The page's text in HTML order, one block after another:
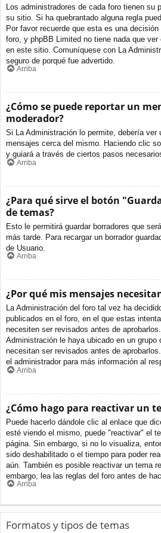
Los administradores de cada foro tienen su
su sitio. Si ha quebrantado alguna regla
Por favor recuerde que esta es una
foro, y phpBB Limited no tiene nada que
en este sitio. Comuníquese con La
seguro de porqué fue advertido.
Arriba
¿Cómo se puede reportar un
moderador?
Si La Administración lo permite, debería ver
mensajes cerca del mismo. Haciendo clic
y guiará a través de ciertos pasos
Arriba
¿Para qué sirve el botón
de temas?
Esto le permitirá guardar borradores que
más tarde. Para recargar un borrador
de Usuario.
Arriba
¿Por qué mis mensajes
La Administración del foro tal vez ha
publicados en el foro, en el que estas
necesiten ser revisados antes de
Administración le haya ubicado en un grupo
necesitan ser revisados antes de
el administrador para más información al
Arriba
¿Cómo hago para reactivar un
Puede hacerlo dándole clic al enlace que
esté viendo el mismo, puede "reactivar" el
página. Sin embargo, si no lo visualiza,
sido deshabilitado o el tiempo para poder
aún. También es posible reactivar un tema
embargo, lea las reglas del foro antes de
Arriba
Formatos y tipos de temas